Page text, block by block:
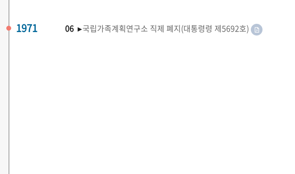
1971 06 ▸국립가족계획연구소 직제 폐지(대통령령 제5692호)